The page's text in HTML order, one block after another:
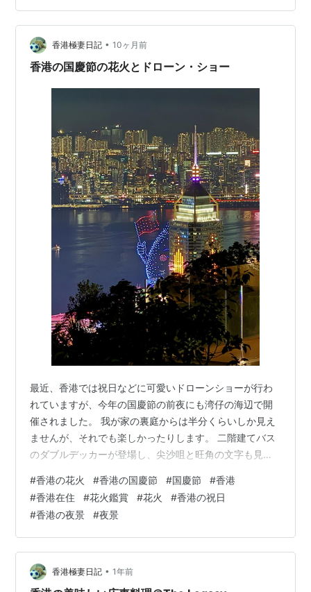
不足していると不動産関係者から聞きました。 実際、最
近では中環の街や高級レストランなどでも…
香港極妻日記 • 10ヶ月前
香港の国慶節の花火とドローン・ショー
最近、香港では祝日などに可愛いドローンショーが行わ
れていますが、今年の国慶節の前夜にも湾仔の海辺で開
催されました。 我が家の裏庭からは半分くらいしか見え
ませんが、それでも楽しかったりします。 二階建てバス
のダブルデッカーが登場し、尖沙咀と旺角の文字も見え
て、美しい夜景が広がっていました。 国慶節の花火は、
23分間にわたってとても美しかったですよ。 風がなかっ
たので、煙が立ち込めてしまいましたが、それでも美し
い花火を楽しむことができました。 初めて見る可愛らし
い花火もありました。 いつも楽しみにしているハートと
ニコちゃんマークの花火も打ち上がり…
#香港の花火 #香港の国慶節 #国慶節 #香港
#香港在住 #花火鑑賞 #花火 #香港の祝日
#香港の夜景 #夜景
香港極妻日記 • 1年前